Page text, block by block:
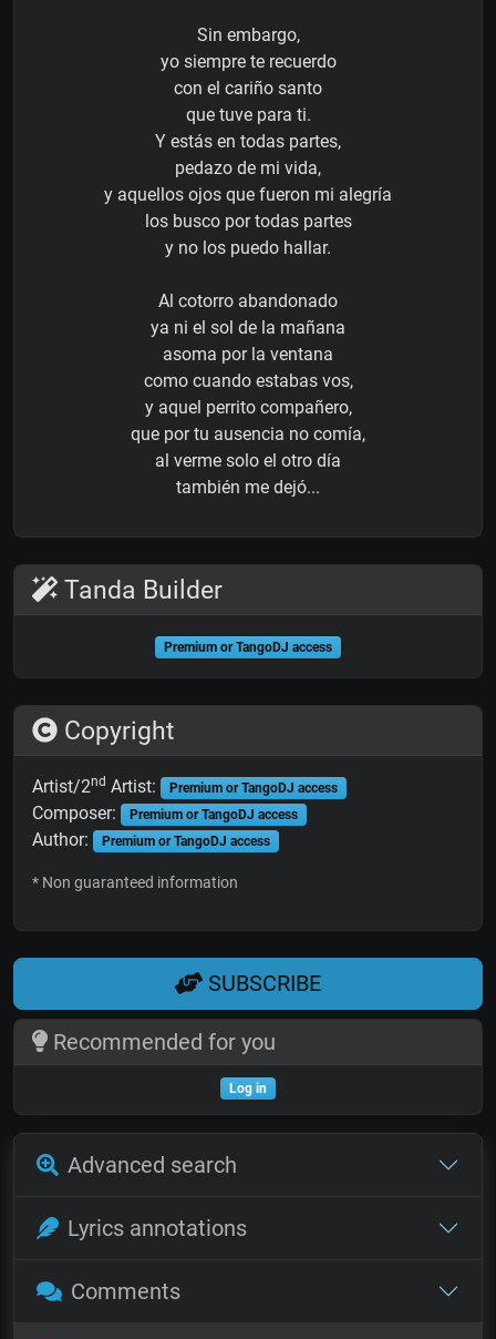
Sin embargo,
yo siempre te recuerdo
con el cariño santo
que tuve para ti.
Y estás en todas partes,
pedazo de mi vida,
y aquellos ojos que fueron mi alegría
los busco por todas partes
y no los puedo hallar.
Al cotorro abandonado
ya ni el sol de la mañana
asoma por la ventana
como cuando estabas vos,
y aquel perrito compañero,
que por tu ausencia no comía,
al verme solo el otro día
también me dejó...
Tanda Builder
Premium or TangoDJ access
Copyright
Artist/2nd Artist: Premium or TangoDJ access
Composer: Premium or TangoDJ access
Author: Premium or TangoDJ access
* Non guaranteed information
SUBSCRIBE
Recommended for you
Log in
Advanced search
Lyrics annotations
Comments